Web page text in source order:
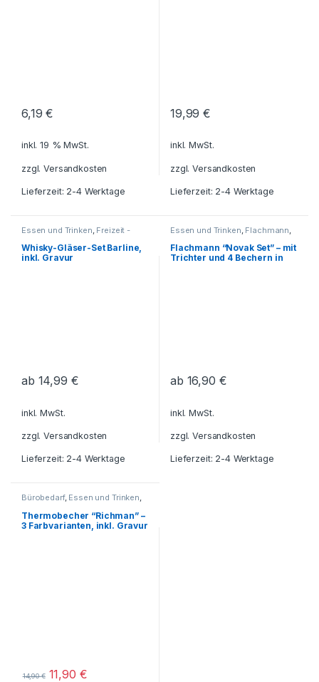
6,19€
inkl. 19 % MwSt.
zzgl.Versandkosten
Lieferzeit: 2-4 Werktage
19,99€
inkl. MwSt.
zzgl.Versandkosten
Lieferzeit: 2-4 Werktage
Essen und Trinken, Freizeit -
Reisen - Camping - Outdoor
Geschenkideen,
Getränkebehälter ,Gläser,
Grillzubehör,
Whisky-Gläser-Set Barline,
inkl. Gravur
ab 14,99 €
inkl. MwSt.
zzgl.Versandkosten
Lieferzeit: 2-4 Werktage
Essen und Trinken, Flachmann,
Freizeit - Reisen -
Camping - Outdoor,
Geschenkideen,
Getränkebehälter,Grillzubehör
Flachmann “Novak Set” – mit
Trichter und 4 Bechern in
ab 16,90 €
inkl. MwSt.
zzgl.Versandkosten
Lieferzeit: 2-4 Werktage
Bürobedarf, Essen und Trinken,
Outdoor,Für die Kleinen,
Geschenkideen,
Getränkebehälter,Haushalt und
Thermobecher “Richman” –
3 Farbvarianten, inkl. Gravur
14,90€ 11,90 €